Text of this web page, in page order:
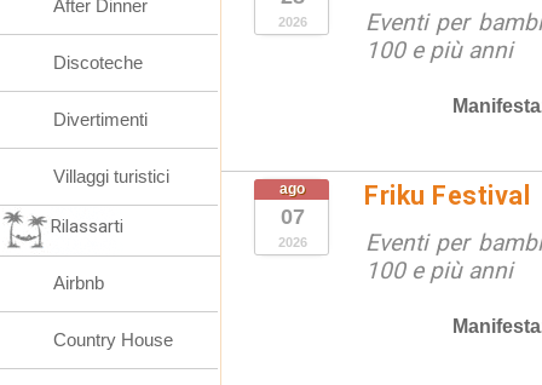
2026
Eventi per
100 e più anni
ago
07
2026
Friku Festival
Eventi per
100 e più anni
After Dinner
Discoteche
Divertimenti
Villaggi turistici
Rilassarti
Airbnb
Country House